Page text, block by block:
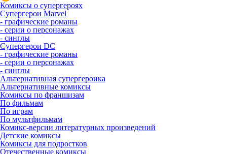
Комиксы о супергероях
Супергерои Marvel
- графические романы
- серии о персонажах
- синглы
Супергерои DC
- графические романы
- серии о персонажах
- синглы
Альтернативная супергероика
Альтернативные комиксы
Комиксы по франшизам
По фильмам
По играм
По мультфильмам
Комикс-версии литературных произведений
Детские комиксы
Комиксы для подростков
Отечественные комиксы